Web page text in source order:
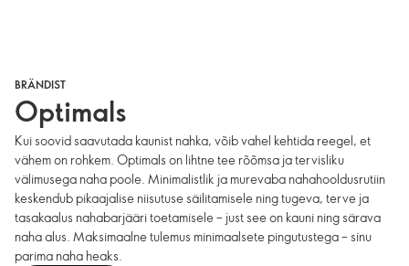
BRÄNDIST
Optimals
Kui soovid saavutada kaunist nahka, võib vahel kehtida reegel, et
vähem on rohkem. Optimals on lihtne tee rõõmsa ja tervisliku
välimusega naha poole. Minimalistlik ja murevaba nahahooldusrutiin
keskendub pikaajalise niisutuse säilitamisele ning tugeva, terve ja
tasakaalus nahabarjääri toetamisele – just see on kauni ning särava
naha alus. Maksimaalne tulemus minimaalsete pingutustega – sinu
parima naha heaks.